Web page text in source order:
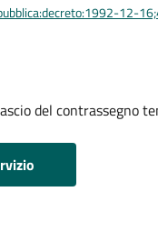
12-
del contrassegno